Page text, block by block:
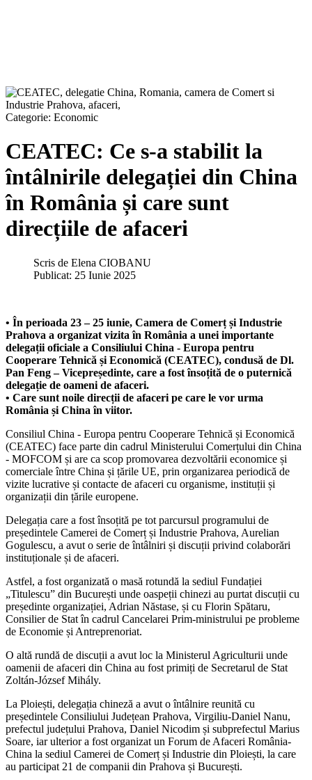
Categorie: Economic
CEATEC: Ce s-a stabilit la
întâlnirile delegației din China
în România și care sunt
direcțiile de afaceri
Scris de Elena CIOBANU
Publicat: 25 Iunie 2025
• În perioada 23 – 25 iunie, Camera de Comerț și Industrie
Prahova a organizat vizita în România a unei importante
delegații oficiale a Consiliului China - Europa pentru
Cooperare Tehnică și Economică (CEATEC), condusă de Dl.
Pan Feng – Vicepreședinte, care a fost însoțită de o puternică
delegație de oameni de afaceri.
• Care sunt noile direcții de afaceri pe care le vor urma
România și China în viitor.
Consiliul China - Europa pentru Cooperare Tehnică și Economică
(CEATEC) face parte din cadrul Ministerului Comerțului din China
- MOFCOM și are ca scop promovarea dezvoltării economice și
comerciale între China și țările UE, prin organizarea periodică de
vizite lucrative și contacte de afaceri cu organisme, instituții și
organizații din țările europene.
Delegația care a fost însoțită pe tot parcursul programului de
președintele Camerei de Comerț și Industrie Prahova, Aurelian
Gogulescu, a avut o serie de întâlniri și discuții privind colaborări
instituționale și de afaceri.
Astfel, a fost organizată o masă rotundă la sediul Fundației
„Titulescu” din București unde oaspeții chinezi au purtat discuții cu
președinte organizației, Adrian Năstase, și cu Florin Spătaru,
Consilier de Stat în cadrul Cancelarei Prim-ministrului pe probleme
de Economie și Antreprenoriat.
O altă rundă de discuții a avut loc la Ministerul Agriculturii unde
oamenii de afaceri din China au fost primiți de Secretarul de Stat
Zoltán-József Mihály.
La Ploiești, delegația chineză a avut o întâlnire reunită cu
președintele Consiliului Județean Prahova, Virgiliu-Daniel Nanu,
prefectul județului Prahova, Daniel Nicodim și subprefectul Marius
Soare, iar ulterior a fost organizat un Forum de Afaceri România-
China la sediul Camerei de Comerț și Industrie din Ploiești, la care
au participat 21 de companii din Prahova și București.